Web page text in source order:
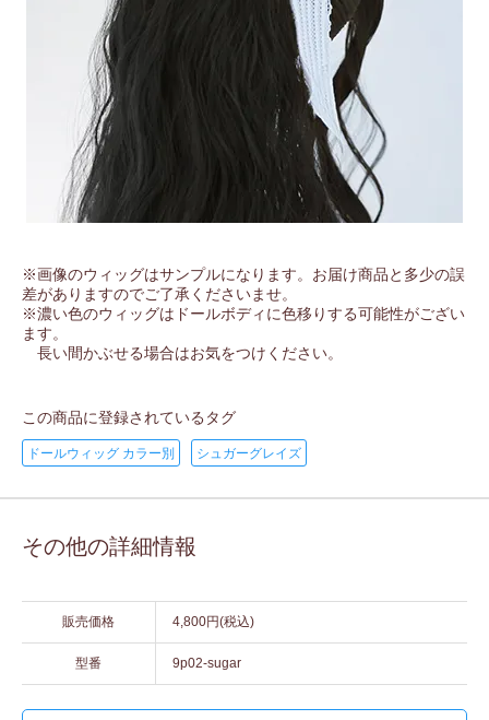
※画像のウィッグはサンプルになります。お届け商品と多少の誤
差がありますのでご了承くださいませ。
※濃い色のウィッグはドールボディに色移りする可能性がござい
ます。
長い間かぶせる場合はお気をつけください。
この商品に登録されているタグ
ドールウィッグ カラー別 シュガーグレイズ
その他の詳細情報
販売価格 4,800円(税込)
型番 9p02-sugar